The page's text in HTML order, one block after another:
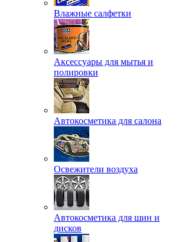
Влажные салфетки
Аксессуары для мытья и
полировки
Автокосметика для салона
Освежители воздуха
Автокосметика для шин и
дисков